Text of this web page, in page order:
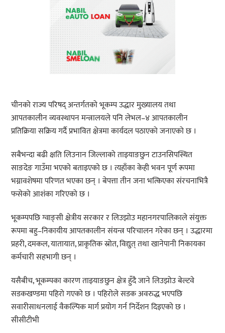
चीनको राज्य परिषद् अन्तर्गतको भूकम्प उद्धार मुख्यालय तथा
आपतकालीन व्यवस्थापन मन्त्रालयले पनि लेभल–४ आपतकालीन
प्रतिक्रिया सक्रिय गर्दै प्रभावित क्षेत्रमा कार्यदल पठाएको जनाएको छ ।
सबैभन्दा बढी क्षति लिउनान जिल्लाको ताइयाङछुन टाउनसिपस्थित
साङदेङ गाउँमा भएको बताइएको छ । त्यहाँका केही भवन पूर्ण रूपमा
भग्नावशेषमा परिणत भएका छन् । बेपत्ता तीन जना भत्किएका संरचनाभित्रै
फसेको आशंका गरिएको छ ।
भूकम्पपछि ग्वाङ्सी क्षेत्रीय सरकार र लिउझोउ महानगरपालिकाले संयुक्त
रूपमा बहु–निकायीय आपतकालीन संयन्त्र परिचालन गरेका छन् । उद्धारमा
प्रहरी, दमकल, यातायात, प्राकृतिक स्रोत, विद्युत् तथा खानेपानी निकायका
कर्मचारी सहभागी छन् ।
यसैबीच, भूकम्पका कारण ताइयाङछुन क्षेत्र हुँदै जाने लिउझोउ बेल्टवे
सडकखण्डमा पहिरो गएको छ । पहिरोले सडक अवरुद्ध भएपछि
सवारीसाधनलाई वैकल्पिक मार्ग प्रयोग गर्न निर्देशन दिइएको छ ।
सीसीटीभी